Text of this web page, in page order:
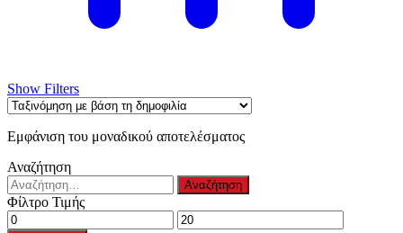
Show Filters
Εμφάνιση του μοναδικού αποτελέσματος
Αναζήτηση
Αναζήτηση
για:
Φίλτρο Τιμής
Ελάχιστη
Μέγιστη